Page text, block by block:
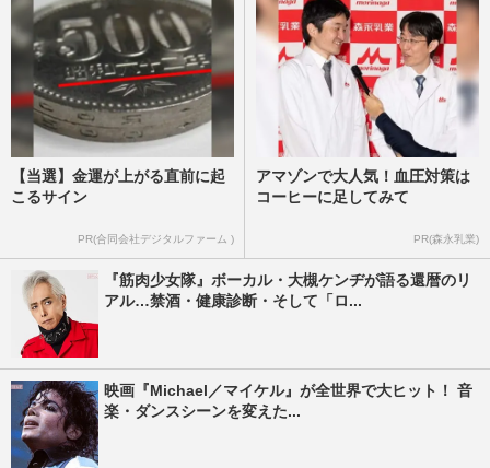
【当選】金運が上がる直前に起
こるサイン
PR(合同会社デジタルファーム )
アマゾンで大人気！血圧対策は
コーヒーに足してみて
PR(森永乳業)
『筋肉少女隊』ボーカル・大槻ケンヂが語る還暦のリ
アル…禁酒・健康診断・そして「ロ...
映画『Michael／マイケル』が全世界で大ヒット！ 音
楽・ダンスシーンを変えた...